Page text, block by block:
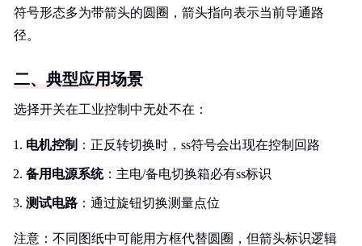
符号形态多为带箭头的圆圈，箭头指向表示当前导通路
径。
二、典型应用场景
选择开关在工业控制中无处不在：
电机控制 ：正反转切换时，ss符号会出现在控制回路
备用电源系统：主电/备电切换箱必有ss标识
测试电路 ：通过旋钮切换测量点位
注意：不同图纸中可能用方框代替圆圈，但箭头标识逻辑